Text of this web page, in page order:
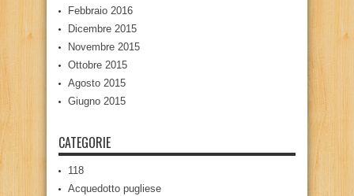
Febbraio 2016
Dicembre 2015
Novembre 2015
Ottobre 2015
Agosto 2015
Giugno 2015
CATEGORIE
118
Acquedotto pugliese